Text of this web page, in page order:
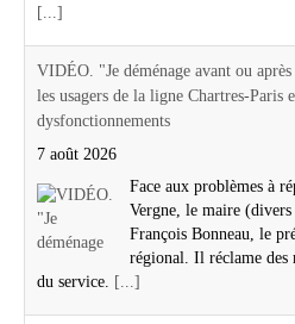
[...]
VIDÉO. "Je déménage avant ou
les usagers de la ligne Chartres-Paris
dysfonctionnements
7 août 2026
Face aux problèmes à
Vergne, le maire
François Bonneau, le
régional. Il réclame des
du service. [...]